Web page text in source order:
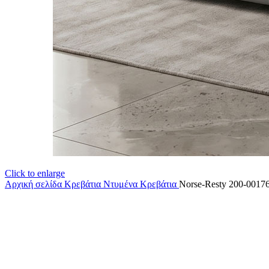
Click to enlarge
Αρχική σελίδα Κρεβάτια Ντυμένα Κρεβάτια Norse-Resty 200-